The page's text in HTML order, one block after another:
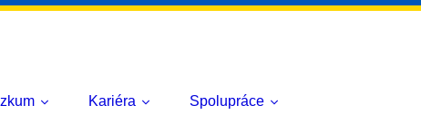
Kariéra Spolupráce